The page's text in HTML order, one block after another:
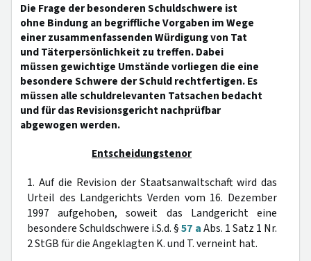
Die Frage der besonderen Schuldschwere ist
ohne Bindung an begriffliche Vorgaben im Wege
einer zusammenfassenden Würdigung von Tat
und Täterpersönlichkeit zu treffen. Dabei
müssen gewichtige Umstände vorliegen die eine
besondere Schwere der Schuld rechtfertigen. Es
müssen alle schuldrelevanten Tatsachen bedacht
und für das Revisionsgericht nachprüfbar
abgewogen werden.
Entscheidungstenor
1. Auf die Revision der Staatsanwaltschaft wird das
Urteil des Landgerichts Verden vom 16. Dezember
1997 aufgehoben, soweit das Landgericht eine
besondere Schuldschwere i.S.d. §57 aAbs. 1 Satz 1 Nr.
2 StGB für die Angeklagten K. und T. verneint hat.